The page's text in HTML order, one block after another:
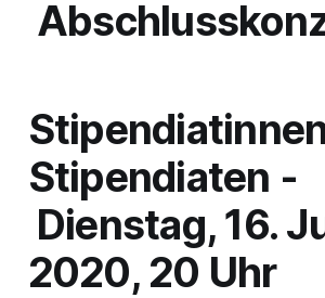
Stipendiaten -
Dienstag, 16.
2020, 20 Uhr